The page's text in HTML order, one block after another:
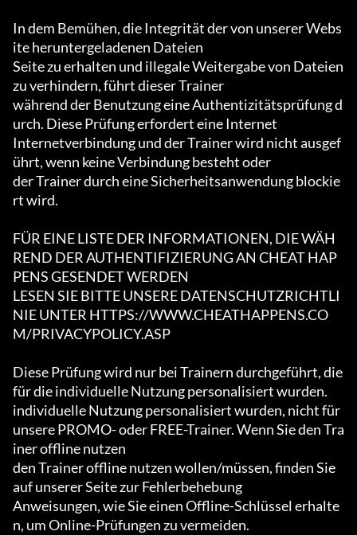
In dem Bemühen, die Integrität der von unserer Webs
ite heruntergeladenen Dateien
Seite zu erhalten und illegale Weitergabe von Dateien
zu verhindern, führt dieser Trainer
während der Benutzung eine Authentizitätsprüfung d
urch. Diese Prüfung erfordert eine Internet
Internetverbindung und der Trainer wird nicht ausgef
ührt, wenn keine Verbindung besteht oder
der Trainer durch eine Sicherheitsanwendung blockie
rt wird.
FÜR EINE LISTE DER INFORMATIONEN, DIE WÄH
REND DER AUTHENTIFIZIERUNG AN CHEAT HAP
PENS GESENDET WERDEN
LESEN SIE BITTE UNSERE DATENSCHUTZRICHTLI
NIE UNTER HTTPS://WWW.CHEATHAPPENS.CO
M/PRIVACYPOLICY.ASP
Diese Prüfung wird nur bei Trainern durchgeführt, die
für die individuelle Nutzung personalisiert wurden.
individuelle Nutzung personalisiert wurden, nicht für
unsere PROMO- oder FREE-Trainer. Wenn Sie den Tra
iner offline nutzen
den Trainer offline nutzen wollen/müssen, finden Sie
auf unserer Seite zur Fehlerbehebung
Anweisungen, wie Sie einen Offline-Schlüssel erhalte
n, um Online-Prüfungen zu vermeiden.